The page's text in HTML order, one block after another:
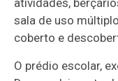
atividades,
sala de uso
coberto e
O prédio escolar,